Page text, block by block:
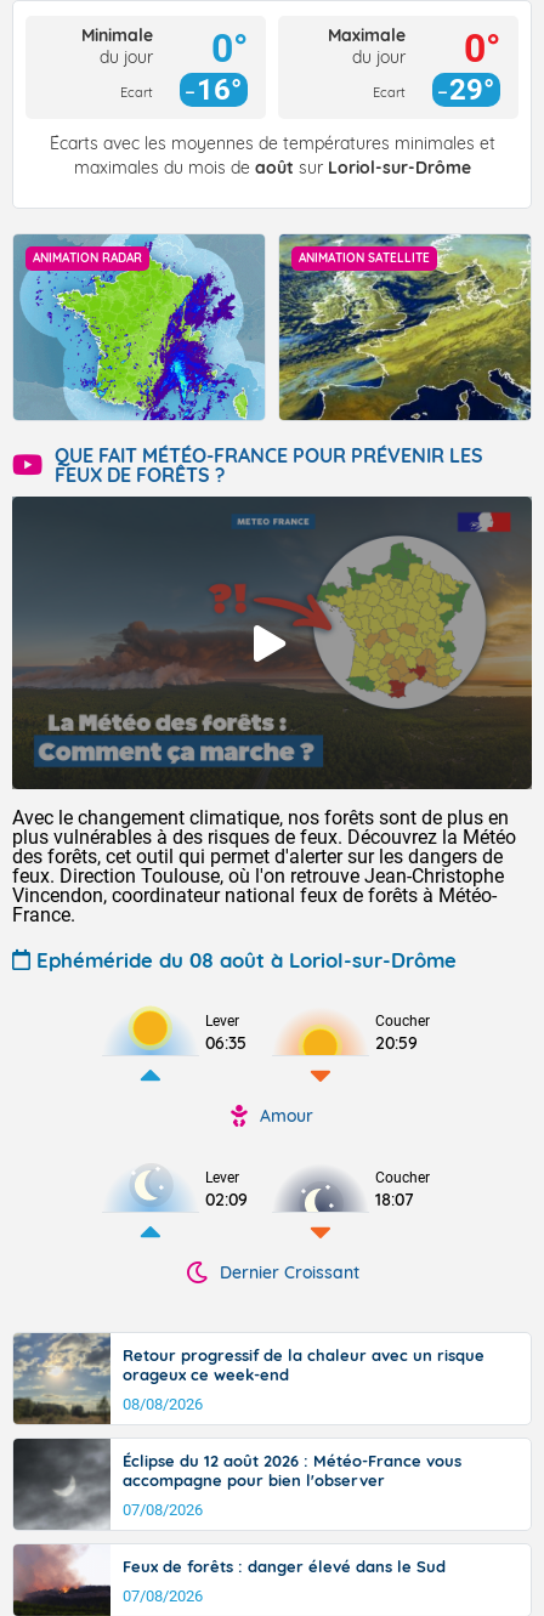
Minimale
du jour
Ecart
0°
16°
Maximale
du jour
Ecart
0°
29°
Écarts avec les moyennes de températures minimales et
maximales du mois de août sur Loriol-sur-Drôme
ANIMATION RADAR ANIMATION SATELLITE
QUE FAIT MÉTÉO-FRANCE POUR PRÉVENIR LES
FEUX DE FORÊTS ?
Avec le changement climatique, nos forêts sont de plus en
plus vulnérables à des risques de feux. Découvrez la Météo
des forêts, cet outil qui permet d'alerter sur les dangers de
feux. Direction Toulouse, où l'on retrouve Jean-Christophe
Vincendon, coordinateur national feux de forêts à Météo-
France.
Ephéméride du 08 août à Loriol-sur-Drôme
Lever
06:35
Coucher
20:59
Amour
Lever
02:09
Coucher
18:07
Dernier Croissant
Retour progressif de la chaleur avec un risque
orageux ce week-end
08/08/2026
Éclipse du 12 août 2026 : Météo-France vous
accompagne pour bien l'observer
07/08/2026
Feux de forêts : danger élevé dans le Sud
07/08/2026